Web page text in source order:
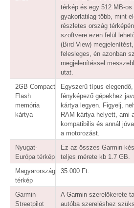
térkép és egy 512 MB-
gyakorlatilag több, mint
részletes ország
szoftvere ezen felül
(Bird View)
felesleges, én azonban
megjelenítéssel
utat.
2GB Compact
Flash
memória
kártya
Egyszerű típus
fényképező gépekhez
kártya legyen. Figyelj,
RAM kártya helyett, ami
kompatibilis és annál
a motorozást.
Nyugat-
Európa térkép
Ez az összes Garmin
teljes mérete kb 1.7 GB.
Magyarország
térkép
35.000 Ft.
Garmin
Streetpilot
A Garmin szerelőkerete
autóba szereléshez